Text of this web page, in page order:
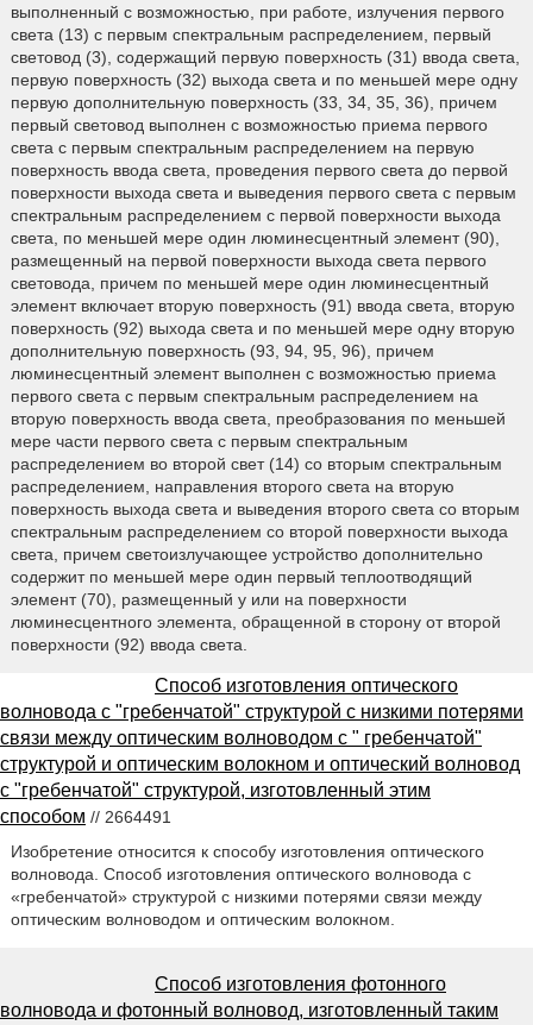
выполненный с возможностью, при работе, излучения первого
света (13) с первым спектральным распределением, первый
световод (3), содержащий первую поверхность (31) ввода света,
первую поверхность (32) выхода света и по меньшей мере одну
первую дополнительную поверхность (33, 34, 35, 36), причем
первый световод выполнен с возможностью приема первого
света с первым спектральным распределением на первую
поверхность ввода света, проведения первого света до первой
поверхности выхода света и выведения первого света с первым
спектральным распределением с первой поверхности выхода
света, по меньшей мере один люминесцентный элемент (90),
размещенный на первой поверхности выхода света первого
световода, причем по меньшей мере один люминесцентный
элемент включает вторую поверхность (91) ввода света, вторую
поверхность (92) выхода света и по меньшей мере одну вторую
дополнительную поверхность (93, 94, 95, 96), причем
люминесцентный элемент выполнен с возможностью приема
первого света с первым спектральным распределением на
вторую поверхность ввода света, преобразования по меньшей
мере части первого света с первым спектральным
распределением во второй свет (14) со вторым спектральным
распределением, направления второго света на вторую
поверхность выхода света и выведения второго света со вторым
спектральным распределением со второй поверхности выхода
света, причем светоизлучающее устройство дополнительно
содержит по меньшей мере один первый теплоотводящий
элемент (70), размещенный у или на поверхности
люминесцентного элемента, обращенной в сторону от второй
поверхности (92) ввода света.
Способ изготовления оптического
волновода с "гребенчатой" структурой с низкими потерями
связи между оптическим волноводом с " гребенчатой"
структурой и оптическим волокном и оптический волновод
с "гребенчатой" структурой, изготовленный этим
способом // 2664491
Изобретение относится к способу изготовления оптического
волновода. Способ изготовления оптического волновода с
«гребенчатой» структурой с низкими потерями связи между
оптическим волноводом и оптическим волокном.
Способ изготовления фотонного
волновода и фотонный волновод, изготовленный таким